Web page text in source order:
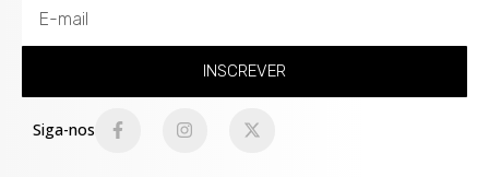
INSCREVER
Siga-nos